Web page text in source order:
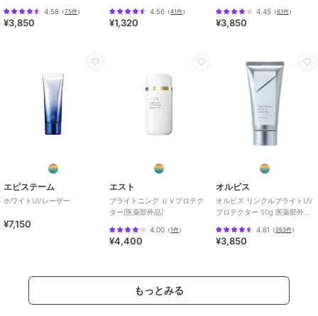
4.58 （75件）
¥3,850
け止め）
4.56 （41件）
¥1,320
止め）
4.45（61件）
¥3,850
エピステーム
ホワイトUVレーザー
¥7,150
エスト
ブライトニング ＵＶプロテク
ター[医薬部外品]
4.00 （1件）
¥4,400
オルビス
オルビス リンクルブライトUV
プロテクター 50g 医薬部外品
4.61 （263件）
¥3,850
もっとみる